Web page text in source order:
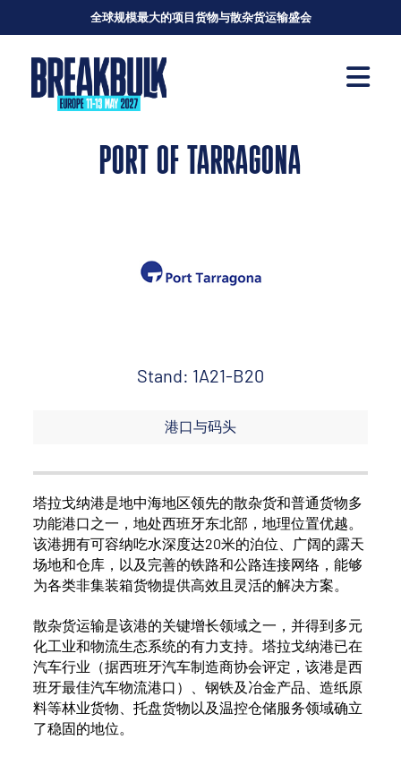
全球规模最大的项目货物与散杂货运输盛会
PORT OF TARRAGONA
Stand: 1A21-B20
港口与码头
塔拉戈纳港是地中海地区领先的散杂货和普通货物多
功能港口之一，地处西班牙东北部，地理位置优越。
该港拥有可容纳吃水深度达20米的泊位、广阔的露天
场地和仓库，以及完善的铁路和公路连接网络，能够
为各类非集装箱货物提供高效且灵活的解决方案。
散杂货运输是该港的关键增长领域之一，并得到多元
化工业和物流生态系统的有力支持。塔拉戈纳港已在
汽车行业（据西班牙汽车制造商协会评定，该港是西
班牙最佳汽车物流港口）、钢铁及冶金产品、造纸原
料等林业货物、托盘货物以及温控仓储服务领域确立
了稳固的地位。